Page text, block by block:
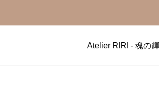
Atelier RIRI - 魂の